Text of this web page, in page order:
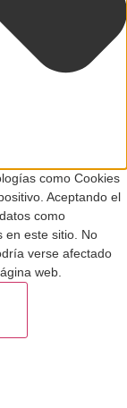
como Cookies
Aceptando el
como
en este sitio. No
verse afectado
web.